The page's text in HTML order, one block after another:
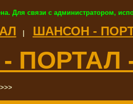
Для связи с администратором,
ШАНСОН -
ПОРТАЛ